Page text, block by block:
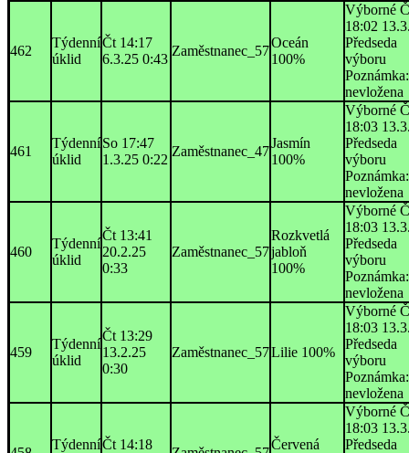
462
Týdenní
úklid
Čt 14:17
6.3.25 0:43
Zaměstnanec_57
Oceán
100%
Výborné
18:02
Předseda
výboru
Poznámka:
nevložena
461
Týdenní
úklid
So 17:47
1.3.25 0:22
Zaměstnanec_47
Jasmín
100%
Výborné
18:03
Předseda
výboru
Poznámka:
nevložena
460
Týdenní
úklid
Čt 13:41
20.2.25
0:33
Zaměstnanec_57
Rozkvetlá
jabloň
100%
Výborné
18:03
Předseda
výboru
Poznámka:
nevložena
459
Týdenní
úklid
Čt 13:29
13.2.25
0:30
Zaměstnanec_57Lilie 100%
Výborné
18:03
Předseda
výboru
Poznámka:
nevložena
TýdenníČt 14:18
Červená
Výborné
18:03
Předseda